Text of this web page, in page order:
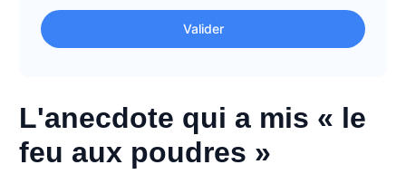
Valider
L'anecdote qui a mis « le
feu aux poudres »